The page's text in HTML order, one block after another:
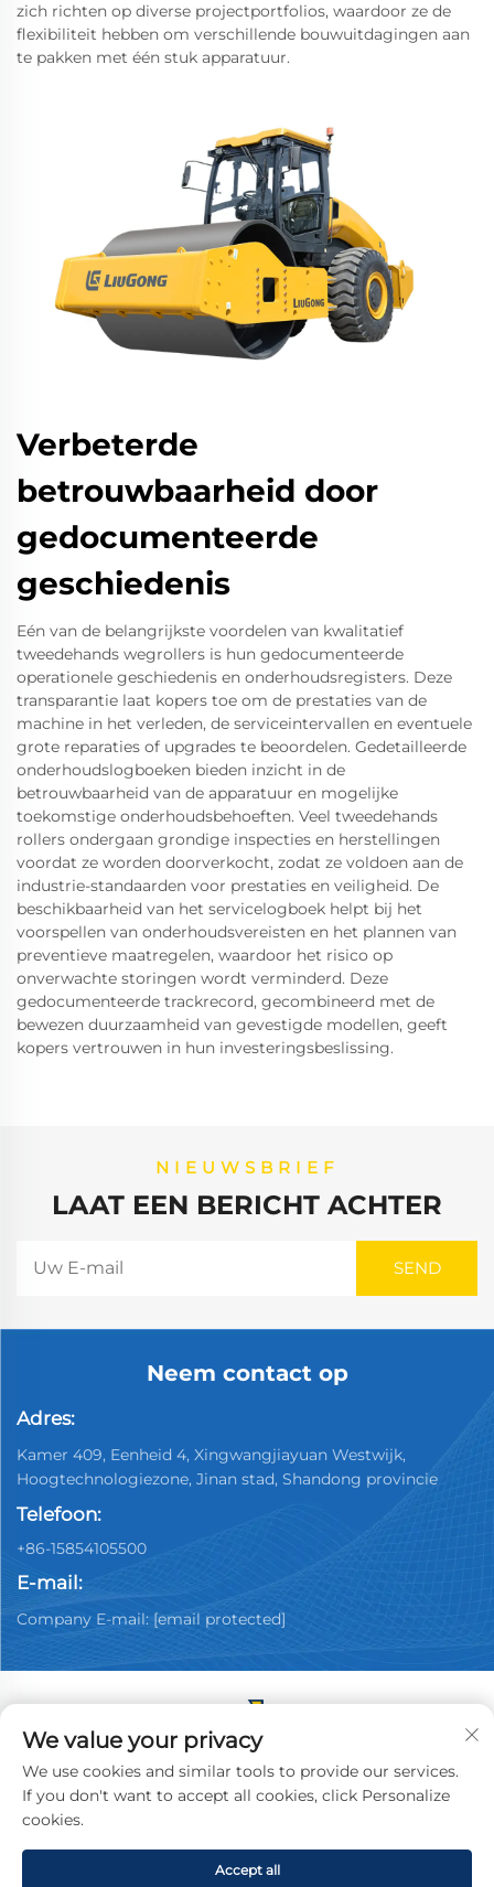
zich richten op diverse projectportfolios, waardoor ze de
flexibiliteit hebben om verschillende bouwuitdagingen aan
te pakken met één stuk apparatuur.
Verbeterde
betrouwbaarheid door
gedocumenteerde
geschiedenis
Eén van de belangrijkste voordelen van kwalitatief
tweedehands wegrollers is hun gedocumenteerde
operationele geschiedenis en onderhoudsregisters. Deze
transparantie laat kopers toe om de prestaties van de
machine in het verleden, de serviceintervallen en eventuele
grote reparaties of upgrades te beoordelen. Gedetailleerde
onderhoudslogboeken bieden inzicht in de
betrouwbaarheid van de apparatuur en mogelijke
toekomstige onderhoudsbehoeften. Veel tweedehands
rollers ondergaan grondige inspecties en herstellingen
voordat ze worden doorverkocht, zodat ze voldoen aan de
industrie-standaarden voor prestaties en veiligheid. De
beschikbaarheid van het servicelogboek helpt bij het
voorspellen van onderhoudsvereisten en het plannen van
preventieve maatregelen, waardoor het risico op
onverwachte storingen wordt verminderd. Deze
gedocumenteerde trackrecord, gecombineerd met de
bewezen duurzaamheid van gevestigde modellen, geeft
kopers vertrouwen in hun investeringsbeslissing.
NIEUWSBRIEF
LAAT EEN BERICHT ACHTER
Neem contact op
Adres:
Kamer 409, Eenheid 4, Xingwangjiayuan Westwijk,
Hoogtechnologiezone, Jinan stad, Shandong provincie
Telefoon:
+86-15854105500
E-mail:
Company E-mail: [email protected]
Copyright © 2025 China Jinan Youpin Used Car
Dealership Co., Ltd. Alle rechten voorbehouden.
Privacybeleid
We value your privacy
We use cookies and similar tools to provide our services.
If you don't want to accept all cookies, click Personalize
cookies.
Accept all